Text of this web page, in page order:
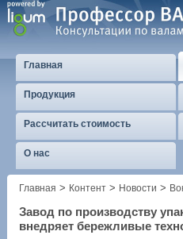
Главная
Продукция
Рассчитать стоимость
О нас
Главная > Контент > Новости >
Завод по производству
внедряет бережливые